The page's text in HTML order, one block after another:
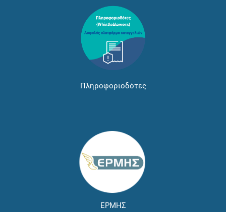
Πληροφοριοδότες
ΕΡΜΗΣ